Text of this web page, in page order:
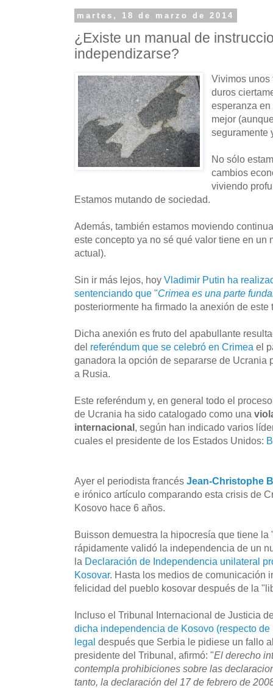
martes, 18 de marzo de 2014
¿Existe un manual de
independizarse?
Vivimos unos
duros
esperanza
mejor
seguramente
No sólo
cambios
viviendo
Estamos mutando de sociedad.
Además, también estamos moviendo
este concepto ya no sé qué valor tiene en un
actual).
Sin ir más lejos, hoy Vladimir Putin ha
sentenciando que "Crimea es una parte
posteriormente ha firmado la anexión de este
Dicha anexión es fruto del apabullante
del referéndum que se celebró en Crimea el
ganadora la opción de separarse de Ucrania
a Rusia.
Este referéndum y, en general todo el
de Ucrania ha sido catalogado como una
internacional, según han indicado varios
cuales el presidente de los Estados Unidos:
Ayer el periodista francés Jean-Christophe
e irónico artículo comparando esta crisis de
Kosovo hace 6 años.
Buisson demuestra la hipocresía que tiene
rápidamente validó la independencia de un
la Declaración de Independencia unilateral
Kosovar. Hasta los medios de comunicación
felicidad del pueblo kosovar después de la
Incluso el Tribunal Internacional de Justicia
dicha independencia de Kosovo (respecto
legal después que Serbia le pidiese un fallo
presidente del Tribunal, afirmó: "El derecho
contempla prohibiciones sobre las
tanto, la declaración del 17 de febrero de